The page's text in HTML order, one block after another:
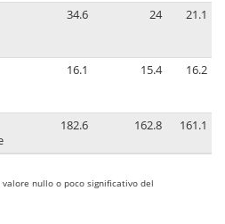
34.6 24 21.1
16.1 15.4 16.2
182.6 162.8 161.1
nullo o poco significativo del